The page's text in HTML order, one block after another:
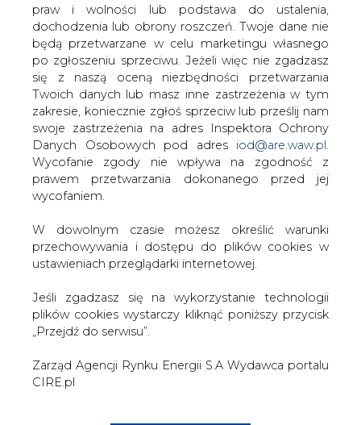
praw i wolności lub podstawa do ustalenia,
dochodzenia lub obrony roszczeń. Twoje dane nie
będą przetwarzane w celu marketingu własnego
po zgłoszeniu sprzeciwu. Jeżeli więc nie zgadzasz
się z naszą oceną niezbędności przetwarzania
Twoich danych lub masz inne zastrzeżenia w tym
zakresie, koniecznie zgłoś sprzeciw lub prześlij nam
swoje zastrzeżenia na adres Inspektora Ochrony
Danych Osobowych pod adres iod@are.waw.pl
Wycofanie zgody nie wpływa na zgodność z
prawem przetwarzania dokonanego przed jej
wycofaniem.
W dowolnym czasie możesz określić warunki
przechowywania i dostępu do plików cookies w
ustawieniach przeglądarki internetowej.
Jeśli zgadzasz się na wykorzystanie technologii
plików cookies wystarczy kliknąć poniższy przycisk
„Przejdź do serwisu”.
Zarząd Agencji Rynku Energii S.A Wydawca portalu
CIRE.pl
Mimo spadku przychodów w ubiegłym
roku Towarowa Giełda Energii osiągnęła
w tym okresie wyższe niż rok wcześniej
zyski - wynika ze sprawozdania
finansowego GPW, w skład której
wchodzi TGE.
Przychody ze sprzedaży TGE w 2016 r. wyniosły 83,3 mln
zł, wobec 84,2 mln zł rok wcześniej, co oznacza spadek o
1,1 proc.
zysk z działalności operacyjnej w wysokości 55,2 mln zł, w
porównaniu do 51,1 mln zł w 2015 r. (wzrost o 4,7 proc,).
Wynik netto TGE w 2016 roku wyniósł 52,7 mln zł i był
Jednocześnie GPW opublikował informacje odnośnie jej
przychodów z rynku towarowego, na które składają się
Towarowa Giełd Energii, IRGiT i InfoEnegine.